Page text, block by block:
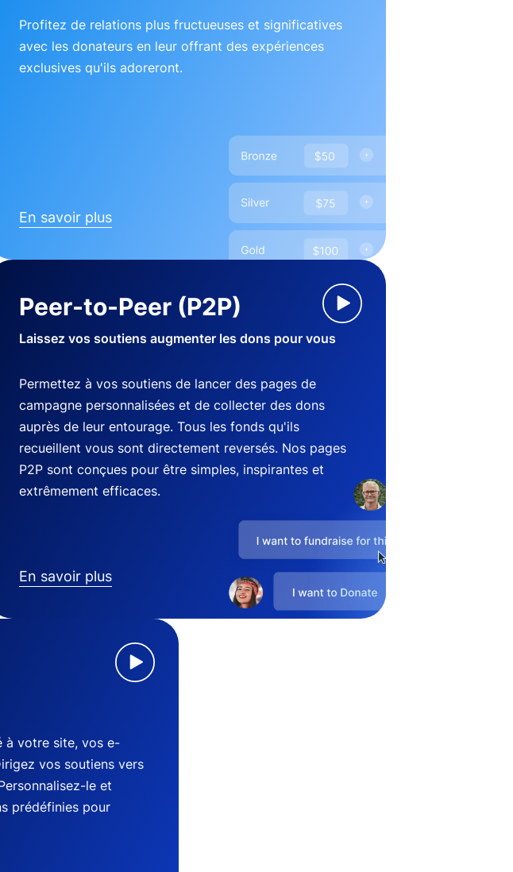
Profitez de relations plus fructueuses et significatives
avec les donateurs en leur offrant des expériences
exclusives qu'ils adoreront.
En savoir plus
Peer-to-Peer (P2P)
Laissez vos soutiens augmenter les dons pour vous
Permettez à vos soutiens de lancer des pages de
campagne personnalisées et de collecter des dons
auprès de leur entourage. Tous les fonds qu'ils
recueillent vous sont directement reversés. Nos pages
P2P sont conçues pour être simples, inspirantes et
extrêmement efficaces.
En savoir plus
à votre site, vos e-
vos soutiens vers
le et
prédéfinies pour